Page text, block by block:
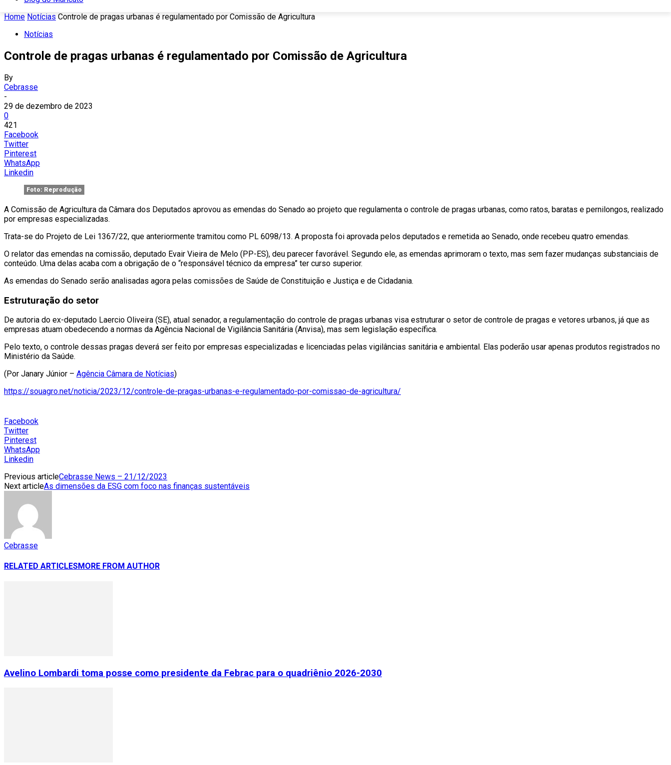
Home Notícias Controle de pragas urbanas é regulamentado por Comissão de Agricultura
Notícias
Controle de pragas urbanas é regulamentado por Comissão de Agricultura
By
Cebrasse
-
29 de dezembro de 2023
0
421
Facebook
Twitter
Pinterest
WhatsApp
Linkedin
Foto: Reprodução
A Comissão de Agricultura da Câmara dos Deputados aprovou as emendas do Senado ao projeto que regulamenta o controle de pragas urbanas, como ratos, baratas e pernilongos, realizado
por empresas especializadas.
Trata-se do Projeto de Lei 1367/22, que anteriormente tramitou como PL 6098/13. A proposta foi aprovada pelos deputados e remetida ao Senado, onde recebeu quatro emendas.
O relator das emendas na comissão, deputado Evair Vieira de Melo (PP-ES), deu parecer favorável. Segundo ele, as emendas aprimoram o texto, mas sem fazer mudanças substanciais de
conteúdo. Uma delas acaba com a obrigação de o “responsável técnico da empresa” ter curso superior.
As emendas do Senado serão analisadas agora pelas comissões de Saúde de Constituição e Justiça e de Cidadania.
Estruturação do setor
De autoria do ex-deputado Laercio Oliveira (SE), atual senador, a regulamentação do controle de pragas urbanas visa estruturar o setor de controle de pragas e vetores urbanos, já que as
empresas atuam obedecendo a normas da Agência Nacional de Vigilância Sanitária (Anvisa), mas sem legislação específica.
Pelo texto, o controle dessas pragas deverá ser feito por empresas especializadas e licenciadas pelas vigilâncias sanitária e ambiental. Elas poderão usar apenas produtos registrados no
Ministério da Saúde.
(Por Janary Júnior – Agência Câmara de Notícias)
https://souagro.net/noticia/2023/12/controle-de-pragas-urbanas-e-regulamentado-por-comissao-de-agricultura/
Facebook
Twitter
Pinterest
WhatsApp
Linkedin
Previous articleCebrasse News – 21/12/2023
Next articleAs dimensões da ESG com foco nas finanças sustentáveis
Cebrasse
RELATED ARTICLESMORE FROM AUTHOR
Avelino Lombardi toma posse como presidente da Febrac para o quadriênio 2026-2030